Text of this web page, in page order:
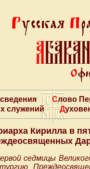
сведения
Слово
служений
Кирилла в
седмицы